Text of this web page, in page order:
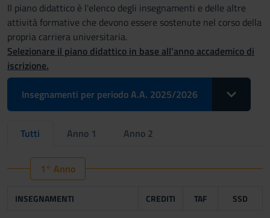
Il piano didattico è l'elenco degli insegnamenti e delle altre
attività formative che devono essere sostenute nel corso della
propria carriera universitaria.
Selezionare il piano didattico in base all'anno accademico di
iscrizione.
Insegnamenti per periodo A.A. 2025/2026
Toggle
Tutti Anno 1 Anno 2
1° Anno
INSEGNAMENTI CREDITI TAF SSD